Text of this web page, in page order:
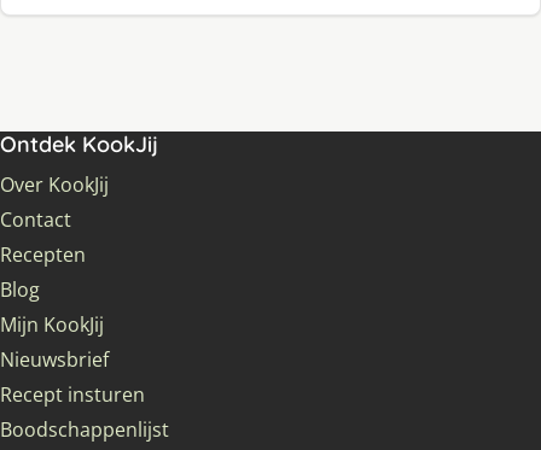
Ontdek KookJij
Over KookJij
Contact
Recepten
Blog
Mijn KookJij
Nieuwsbrief
Recept insturen
Boodschappenlijst